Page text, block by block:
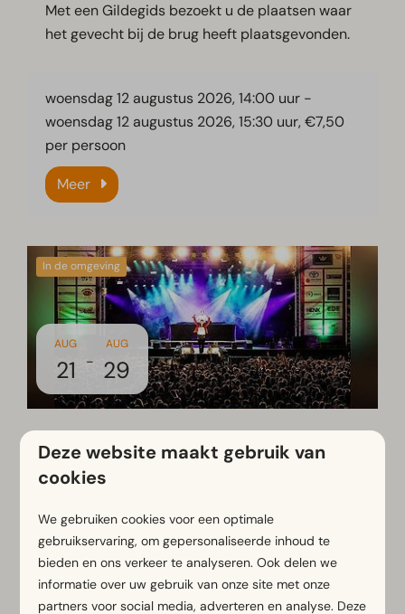
Met een Gildegids bezoekt u de plaatsen waar
het gevecht bij de brug heeft plaatsgevonden.
woensdag 12 augustus 2026, 14:00 uur -
woensdag 12 augustus 2026, 15:30 uur, €7,50
per persoon
Meer
In de omgeving
AUG
21 -
AUG
29
Heideweek in Ede!
De Heideweek is hét feest van Ede, waar
Van lokale talenten tot grote artiesten, van
kinderprogramma’s tot nostalgische
momenten, de Heideweek verbindt inwoners
en bezoekers in een sfeer van saamhorigheid.
Deze website maakt gebruik van
cookies
We gebruiken cookies voor een optimale
gebruikservaring, om gepersonaliseerde inhoud te
bieden en ons verkeer te analyseren. Ook delen we
informatie over uw gebruik van onze site met onze
partners voor social media, adverteren en analyse. Deze